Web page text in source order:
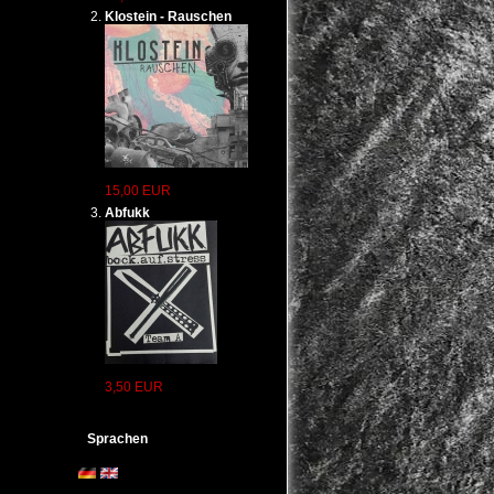
Klostein - Rauschen
15,00 EUR
Abfukk
3,50 EUR
Sprachen